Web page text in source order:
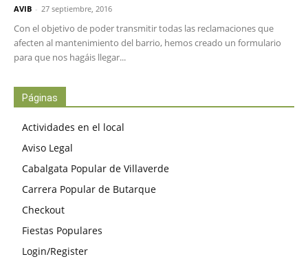
AVIB - 27 septiembre, 2016
Con el objetivo de poder transmitir todas las reclamaciones que
afecten al mantenimiento del barrio, hemos creado un formulario
para que nos hagáis llegar...
Páginas
Actividades en el local
Aviso Legal
Cabalgata Popular de Villaverde
Carrera Popular de Butarque
Checkout
Fiestas Populares
Login/Register